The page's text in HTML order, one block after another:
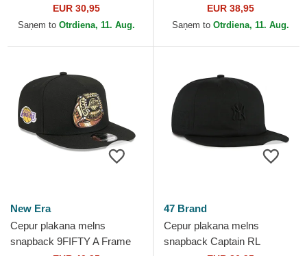
Frame Tonal no Los Angeles
Lakers NBA no New Era
EUR 30,95
Saņem to Otrdiena, 11. Aug.
Essential no Los Angeles
Dodgers MLB no New Era
EUR 38,95
Saņem to Otrdiena, 11. Aug.
New Era
Cepur plakana melns
snapback 9FIFTY A Frame
47 Brand
Cepur plakana melns
snapback Captain RL